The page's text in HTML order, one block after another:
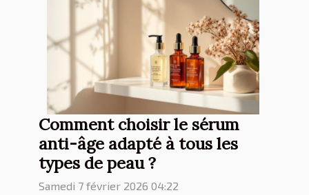
Comment choisir le sérum
anti-âge adapté à tous les
types de peau ?
Samedi 7 février 2026 04:22